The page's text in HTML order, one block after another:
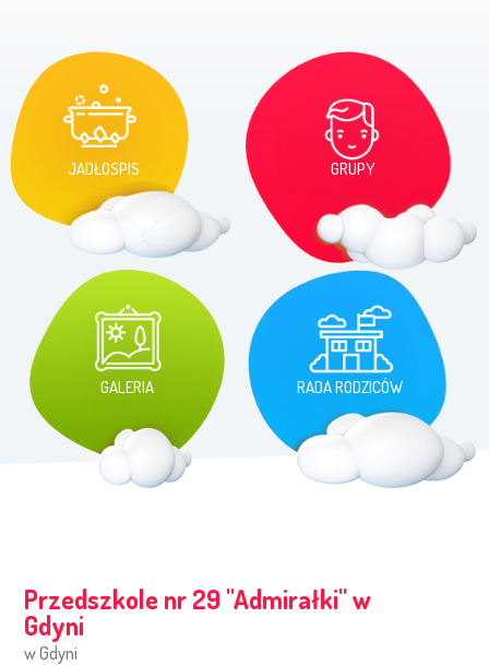
JADŁOSPIS GRUPY
GALERIA RADA RODZICÓW
Przedszkole nr 29 ''Admirałki'' w
Gdyni
w Gdyni